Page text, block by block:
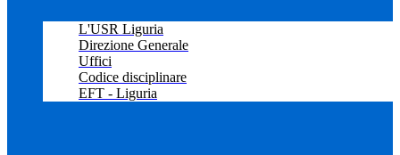
L'USR Liguria
Direzione Generale
Uffici
Codice disciplinare
EFT - Liguria